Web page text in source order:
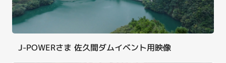
J-POWERさま 佐久間ダムイベント用映像